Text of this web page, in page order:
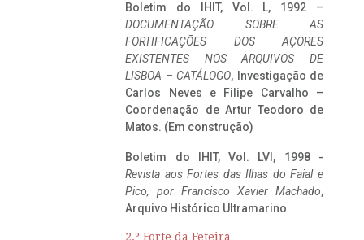
Boletim do IHIT, Vol. L, 1992 –
DOCUMENTAÇÃO SOBRE AS
FORTIFICAÇÕES DOS AÇORES
EXISTENTES NOS ARQUIVOS DE
LISBOA – CATÁLOGO, Investigação de
Carlos Neves e Filipe Carvalho –
Coordenação de Artur Teodoro de
Matos. (Em construção)
Boletim do IHIT, Vol. LVI, 1998 -
Revista aos Fortes das Ilhas do Faial e
Pico, por Francisco Xavier Machado,
Arquivo Histórico Ultramarino
2.º Forte da Feteira